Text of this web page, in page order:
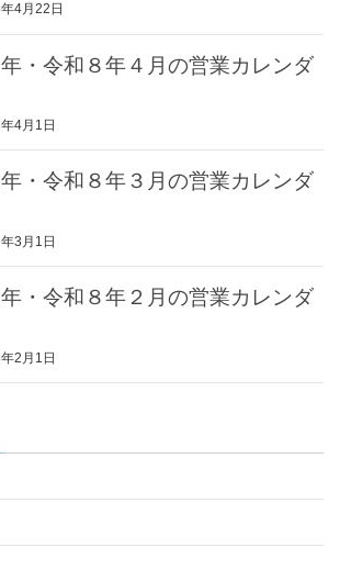
4月22日
・令和８年４月の営業カレンダ
4月1日
・令和８年３月の営業カレンダ
3月1日
・令和８年２月の営業カレンダ
2月1日